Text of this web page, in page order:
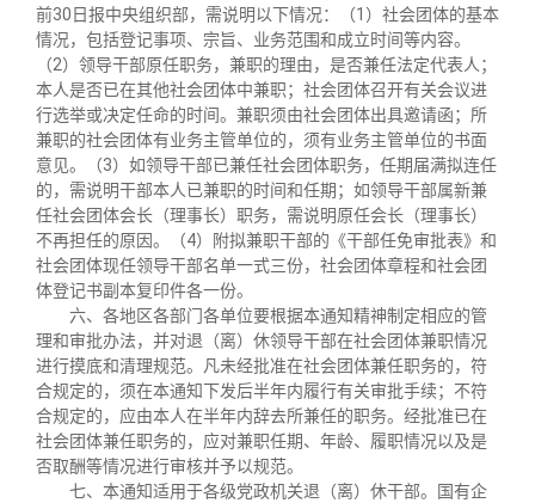
前30 日报中央组织部，需说明以下情况：（1 ）社会团体的基本
情况，包括登记事项、宗旨、业务范围和成立时间等内容。
（2）领导干部原任职务，兼职的理由，是否兼任法定代表人；
本人是否已在其他社会团体中兼职；社会团体召开有关会议进
行选举或决定任命的时间。兼职须由社会团体出具邀请函；所
兼职的社会团体有业务主管单位的，须有业务主管单位的书面
意见。（3）如领导干部已兼任社会团体职务，任期届满拟连任
的，需说明干部本人已兼职的时间和任期；如领导干部属新兼
任社会团体会长（理事长）职务，需说明原任会长（理事长）
不再担任的原因。（4）附拟兼职干部的《干部任免审批表》和
社会团体现任领导干部名单一式三份，社会团体章程和社会团
体登记书副本复印件各一份。
六、各地区各部门各单位要根据本通知精神制定相应的管
理和审批办法，并对退（离）休领导干部在社会团体兼职情况
进行摸底和清理规范。凡未经批准在社会团体兼任职务的，符
合规定的，须在本通知下发后半年内履行有关审批手续；不符
合规定的，应由本人在半年内辞去所兼任的职务。经批准已在
社会团体兼任职务的，应对兼职任期、年龄、履职情况以及是
否取酬等情况进行审核并予以规范。
七、本通知适用于各级党政机关退（离）休干部。国有企